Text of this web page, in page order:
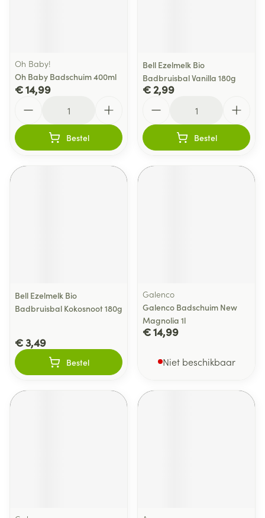
Oh Baby!
Oh Baby Badschuim 400ml
€ 14,99
Bestel
Bell Ezelmelk Bio
Badbruisbal Vanilla 180g
€ 2,99
Bestel
Bell Ezelmelk Bio
Badbruisbal Kokosnoot 180g
€ 3,49
Bestel
Galenco
Galenco Badschuim New
Magnolia 1l
€ 14,99
Niet beschikbaar